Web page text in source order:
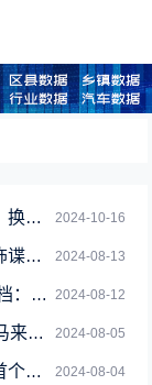
2024-10-16
面升级
2024-08-13
时拼凑
2024-08-12
曝光
2024-08-05
亚
2024-08-04
启